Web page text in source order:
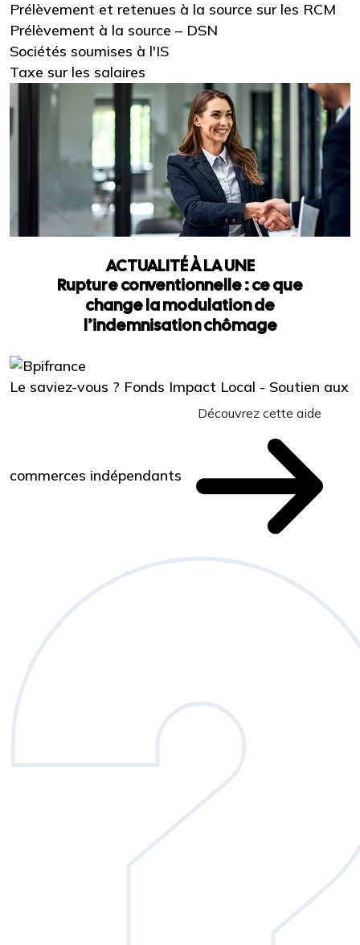
Prélèvement et retenues à la source sur les RCM
Prélèvement à la source – DSN
Sociétés soumises à l'IS
Taxe sur les salaires
ACTUALITÉ À LA UNE
Rupture conventionnelle : ce que
change la modulation de
l’indemnisation chômage
Le saviez-vous ? Fonds Impact Local - Soutien aux
commerces indépendants
Découvrez cette aide